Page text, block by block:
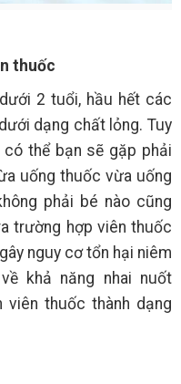
thuốc
2 tuổi, hầu hết các
dạng chất lỏng. Tuy
thể bạn sẽ gặp phải
uống thuốc vừa uống
phải bé nào cũng
trường hợp viên thuốc
nguy cơ tổn hại niêm
khả năng nhai nuốt
viên thuốc thành dạng